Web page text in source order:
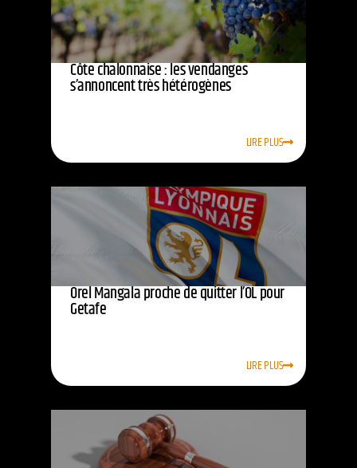
Côte chalonnaise : les vendanges
s’annoncent très hétérogènes
LIRE PLUS
Orel Mangala proche de quitter l’OL pour
Getafe
LIRE PLUS